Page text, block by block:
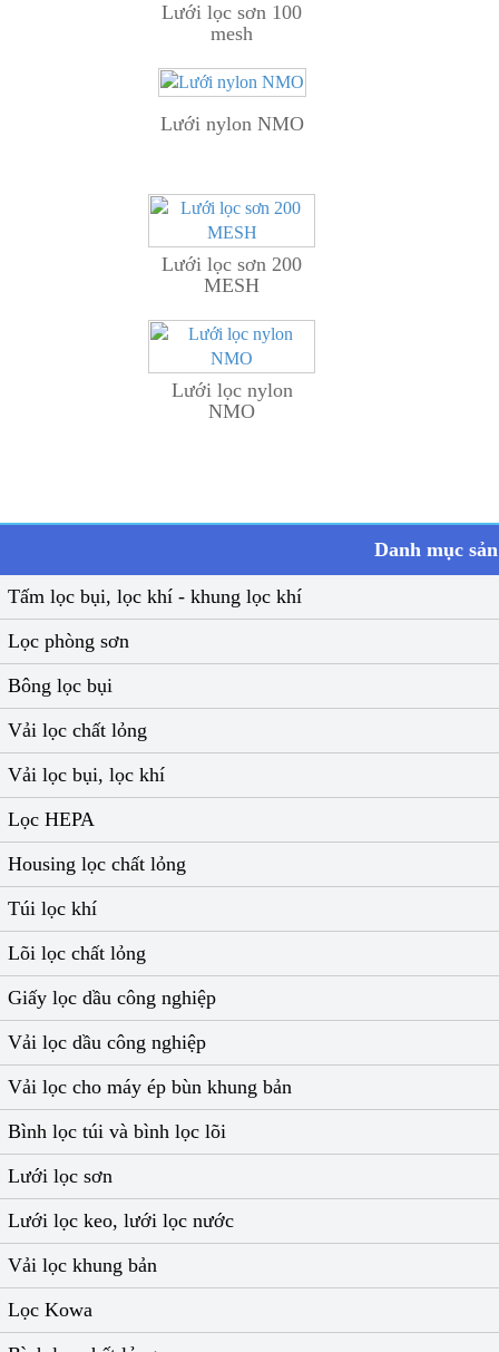
Lưới lọc sơn 100
mesh
Lưới nylon NMO
Lưới lọc sơn 200
MESH
Lưới lọc nylon
NMO
Danh mục
Tấm lọc bụi, lọc khí - khung lọc khí
Lọc phòng sơn
Bông lọc bụi
Vải lọc chất lỏng
Vải lọc bụi, lọc khí
Lọc HEPA
Housing lọc chất lỏng
Túi lọc khí
Lõi lọc chất lỏng
Giấy lọc dầu công nghiệp
Vải lọc dầu công nghiệp
Vải lọc cho máy ép bùn khung bản
Bình lọc túi và bình lọc lõi
Lưới lọc sơn
Lưới lọc keo, lưới lọc nước
Vải lọc khung bản
Lọc Kowa